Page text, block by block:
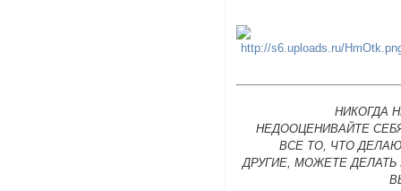
НИКОГДА
НЕДООЦЕНИВАЙТЕ
ВСЕ ТО, ЧТО
ДРУГИЕ, МОЖЕТЕ ДЕЛАТЬ